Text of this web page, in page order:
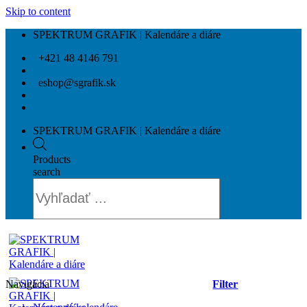
Skip to content
SPEKTRUM GRAFIK | Kalendáre a diáre
+421 48 4146 791
eshop@sgrafik.sk
SPEKTRUM GRAFIK | Kalendáre a diáre
Products
search
Filter
Navigácia